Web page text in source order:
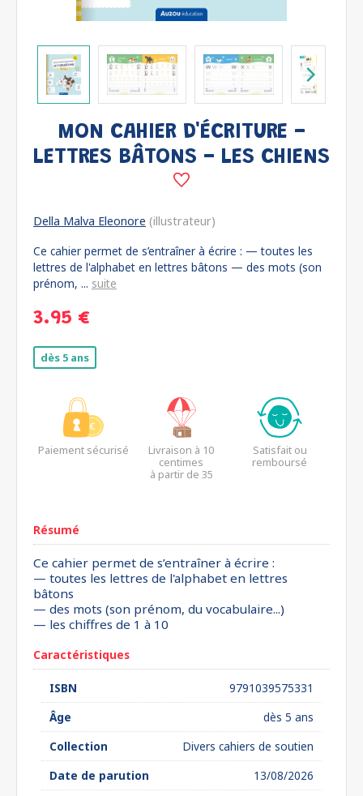
MON CAHIER D'ÉCRITURE -
LETTRES BÂTONS - LES CHIENS
Della Malva Eleonore (illustrateur)
Ce cahier permet de s’entraîner à écrire : — toutes les
lettres de l'alphabet en lettres bâtons — des mots (son
prénom, ... suite
3.95 €
dès 5 ans
Paiement sécurisé
Livraison à 10
centimes
à partir de 35
Satisfait ou
remboursé
Résumé
Ce cahier permet de s’entraîner à écrire :
— toutes les lettres de l'alphabet en lettres
bâtons
— des mots (son prénom, du vocabulaire...)
— les chiffres de 1 à 10
Caractéristiques
ISBN
9791039575331
Âge
dès 5 ans
Collection
Divers cahiers de soutien
Date de parution
13/08/2026